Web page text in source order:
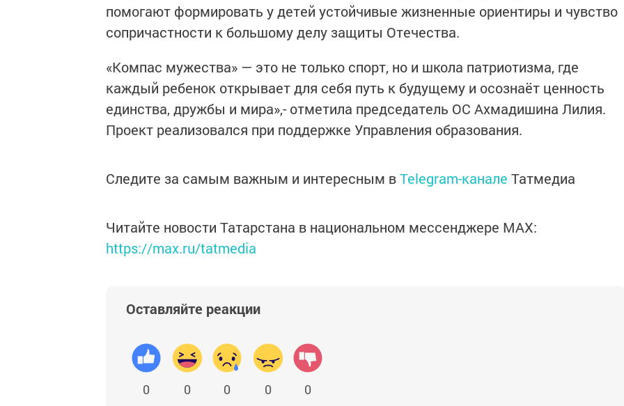
помогают формировать у детей устойчивые жизненные ориентиры и чувство
сопричастности к большому делу защиты Отечества.
«Компас мужества» — это не только спорт, но и школа патриотизма, где
каждый ребенок открывает для себя путь к будущему и осознаёт ценность
единства, дружбы и мира»,- отметила председатель ОС Ахмадишина Лилия.
Проект реализовался при поддержке Управления образования.
Следите за самым важным и интересным вTelegram-канале Татмедиа
Читайте новости Татарстана в национальном мессенджере MАХ:
https://max.ru/tatmedia
Оставляйте реакции
0 0 0 0 0